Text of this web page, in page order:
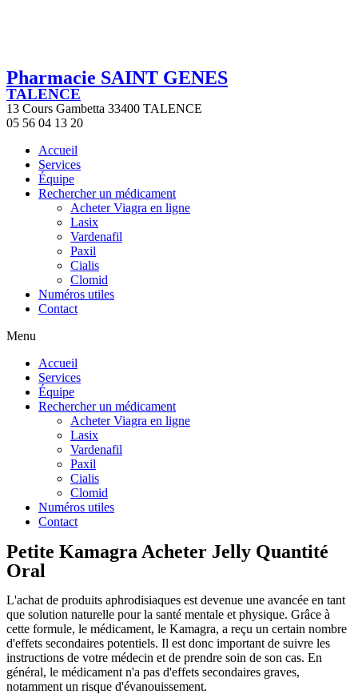
Pharmacie SAINT GENES
TALENCE
13 Cours Gambetta 33400 TALENCE
05 56 04 13 20
Accueil
Services
Équipe
Rechercher un médicament
Acheter Viagra en ligne
Lasix
Vardenafil
Paxil
Cialis
Clomid
Numéros utiles
Contact
Menu
Accueil
Services
Équipe
Rechercher un médicament
Acheter Viagra en ligne
Lasix
Vardenafil
Paxil
Cialis
Clomid
Numéros utiles
Contact
Petite Kamagra Acheter Jelly Quantité
Oral
L'achat de produits aphrodisiaques est devenue une avancée en tant
que solution naturelle pour la santé mentale et physique. Grâce à
cette formule, le médicament, le Kamagra, a reçu un certain nombre
d'effets secondaires potentiels. Il est donc important de suivre les
instructions de votre médecin et de prendre soin de son cas. En
général, le médicament n'a pas d'effets secondaires graves,
notamment un risque d'évanouissement.